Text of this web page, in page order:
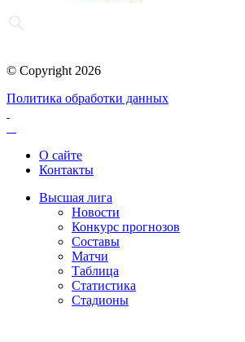
© Copyright 2026
Политика обработки данных
О сайте
Контакты
Высшая лига
Новости
Конкурс прогнозов
Составы
Матчи
Таблица
Статистика
Стадионы